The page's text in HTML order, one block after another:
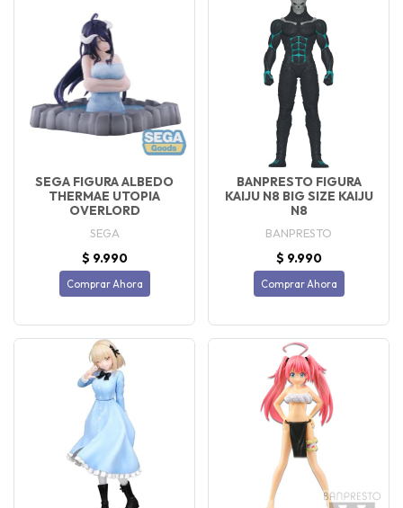
SEGA FIGURA ALBEDO
THERMAE UTOPIA
OVERLORD
SEGA
$ 9.990
Comprar Ahora
BANPRESTO FIGURA
KAIJU N8 BIG SIZE KAIJU
N8
BANPRESTO
$ 9.990
Comprar Ahora